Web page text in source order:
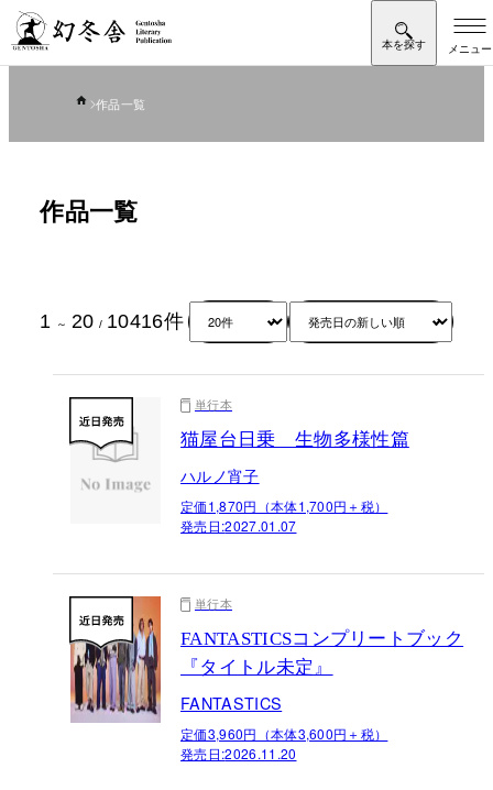
作品一覧
作品一覧
1 ～ 20 / 10416件
単行本
猫屋台日乗 生物多様性篇
ハルノ宵子
定価1,870円（本体1,700円＋税）
発売日:2027.01.07
単行本
FANTASTICSコンプリートブック
『タイトル未定』
FANTASTICS
定価3,960円（本体3,600円＋税）
発売日:2026.11.20